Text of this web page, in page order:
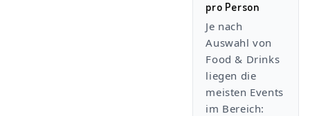
pro Person
Je nach
Auswahl von
Food & Drinks
liegen die
meisten Events
im Bereich: